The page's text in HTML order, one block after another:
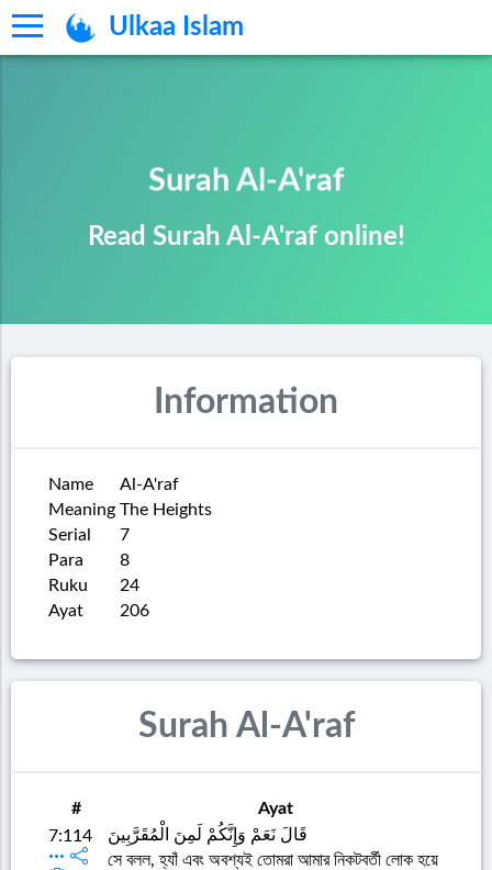
Ulkaa Islam
Surah Al-A'raf
Read Surah Al-A'raf online!
Information
Name
Al-A'raf
Meaning The Heights
Serial
7
Para
8
Ruku
24
Ayat
206
Surah Al-A'raf
#
Ayat
7:114
قَالَ نَعَمْ وَإِنَّكُمْ لَمِنَ الْمُقَرَّبِينَ
সে বলল, হ্যাঁ এবং অবশ্যই তোমরা আমার নিকটবর্তী লোক হয়ে